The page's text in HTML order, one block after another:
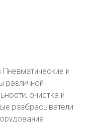
и
различной
очистка и
разбрасыватели